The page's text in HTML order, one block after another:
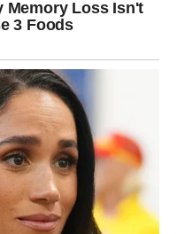
on potvrđuje njihovu
da nikada nije bilo
obveza u dogledno
odvesti na more.
što su plivanje,
dok sudjeluju u